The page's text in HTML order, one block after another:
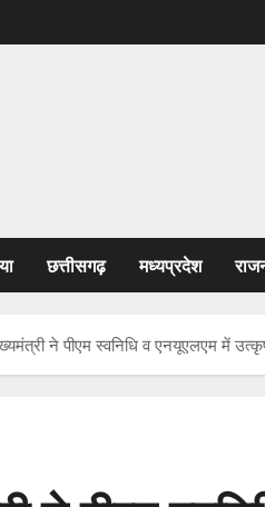
छत्तीसगढ़ मध्यप्रदेश
ने पीएम स्वनिधि व एनयूएलएम में